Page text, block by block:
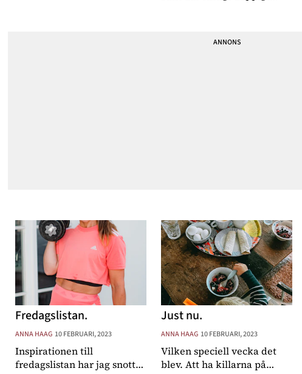
vara i februari! Nu ska ju
Fredagslistan.
ANNA HAAG 10 FEBRUARI, 2023
Inspirationen till
fredagslistan har jag snott
Just nu.
ANNA HAAG 10 FEBRUARI, 2023
Vilken speciell vecka det
blev. Att ha killarna på